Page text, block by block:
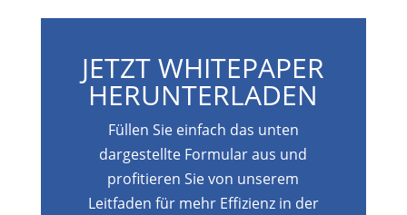
JETZT WHITEPAPER
HERUNTERLADEN
Füllen Sie einfach das unten
dargestellte Formular aus und
profitieren Sie von unserem
Leitfaden für mehr Effizienz in der